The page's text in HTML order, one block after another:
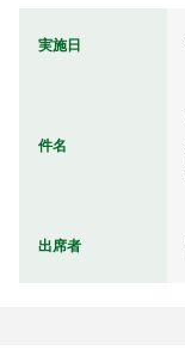
実施日
件名
出席者